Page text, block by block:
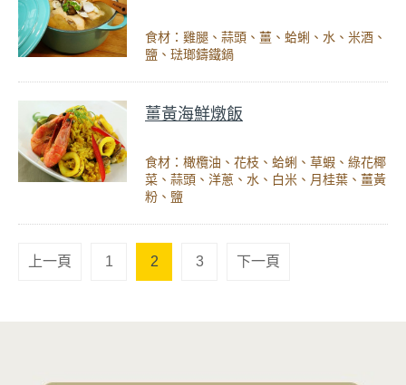
食材：雞腿、蒜頭、薑、蛤蜊、水、米酒、
鹽、琺瑯鑄鐵鍋
薑黃海鮮燉飯
食材：橄欖油、花枝、蛤蜊、草蝦、綠花椰
菜、蒜頭、洋蔥、水、白米、月桂葉、薑黃
粉、鹽
上一頁 1 2 3 下一頁